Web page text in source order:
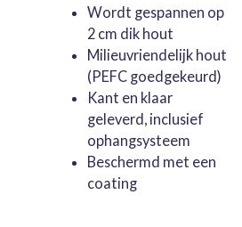
Wordt gespannen op
2 cm dik hout
Milieuvriendelijk hout
(PEFC goedgekeurd)
Kant en klaar
geleverd, inclusief
ophangsysteem
Beschermd met een
coating